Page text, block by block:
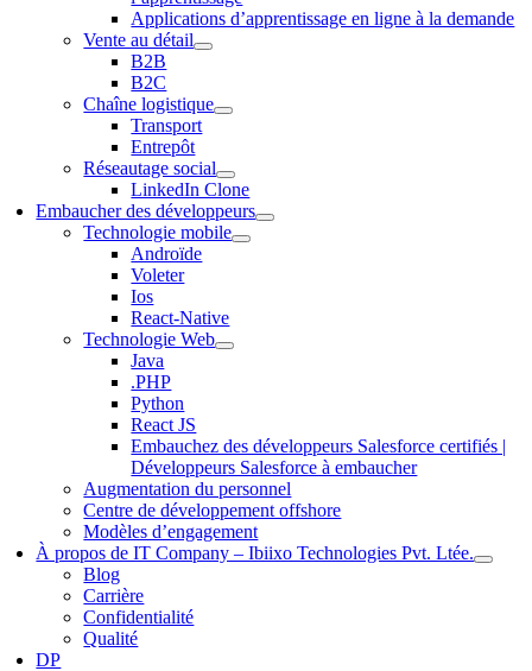
Applications d’apprentissage en ligne à la demande
Vente au détail
B2B
B2C
Chaîne logistique
Transport
Entrepôt
Réseautage social
LinkedIn Clone
Embaucher des développeurs
Technologie mobile
Androïde
Voleter
Ios
React-Native
Technologie Web
Java
.PHP
Python
React JS
Embauchez des développeurs Salesforce certifiés |
Développeurs Salesforce à embaucher
Augmentation du personnel
Centre de développement offshore
Modèles d’engagement
À propos de IT Company – Ibiixo Technologies Pvt. Ltée.
Blog
Carrière
Confidentialité
Qualité
DP